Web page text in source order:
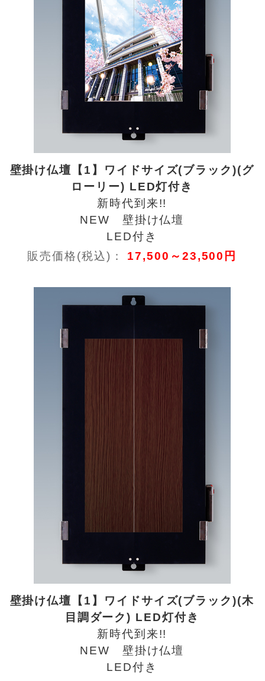
壁掛け仏壇【1】ワイドサイズ(ブラック)(グ
ローリー) LED灯付き
新時代到来!!
NEW 壁掛け仏壇
LED付き
販売価格(税込)： 17,500～23,500円
壁掛け仏壇【1】ワイドサイズ(ブラック)(木
目調ダーク) LED灯付き
新時代到来!!
NEW 壁掛け仏壇
LED付き